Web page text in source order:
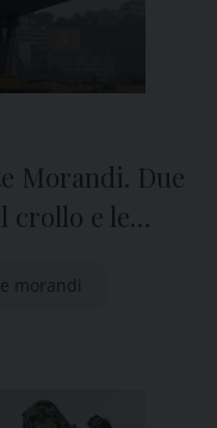
Morandi. Due
crollo e le
morandi